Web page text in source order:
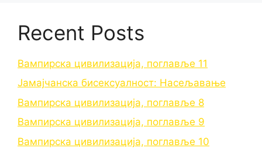
Recent Posts
Вампирска цивилизација, поглавље 11
Јамајчанска бисексуалност: Насељавање
Вампирска цивилизација, поглавље 8
Вампирска цивилизација, поглавље 9
Вампирска цивилизација, поглавље 10